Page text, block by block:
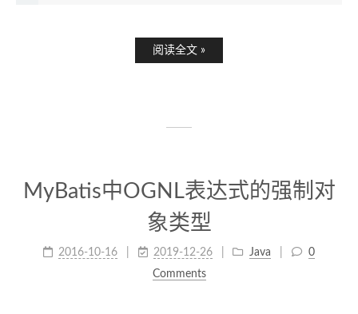
阅读全文 »
MyBatis中OGNL表达式的强制对
象类型
2016-10-16 2019-12-26 Java
0
Comments